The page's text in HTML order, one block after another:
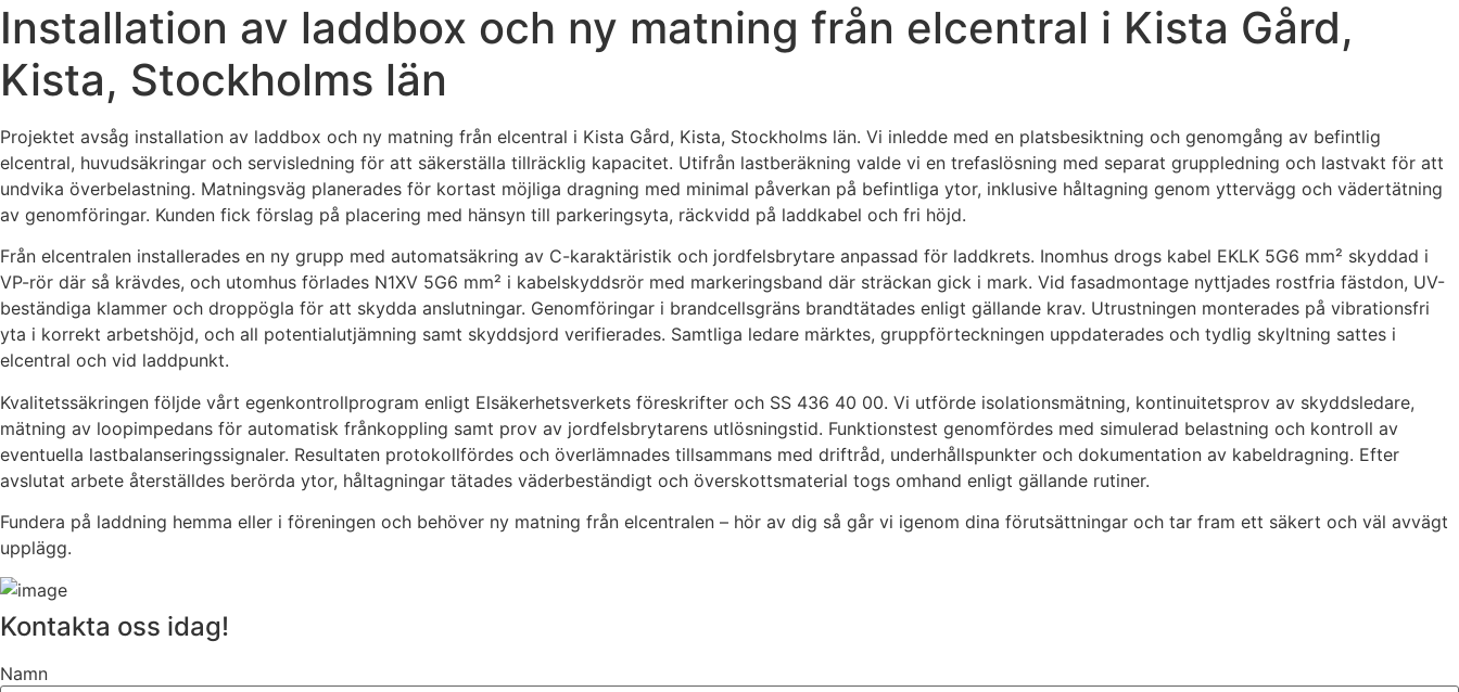
Installation av laddbox och ny matning från elcentral i Kista Gård,
Kista, Stockholms län
Projektet avsåg installation av laddbox och ny matning från elcentral i Kista Gård, Kista, Stockholms län. Vi inledde med en platsbesiktning och genomgång av befintlig
elcentral, huvudsäkringar och servisledning för att säkerställa tillräcklig kapacitet. Utifrån lastberäkning valde vi en trefaslösning med separat gruppledning och lastvakt för att
undvika överbelastning. Matningsväg planerades för kortast möjliga dragning med minimal påverkan på befintliga ytor, inklusive håltagning genom yttervägg och vädertätning
av genomföringar. Kunden fick förslag på placering med hänsyn till parkeringsyta, räckvidd på laddkabel och fri höjd.
Från elcentralen installerades en ny grupp med automatsäkring av C-karaktäristik och jordfelsbrytare anpassad för laddkrets. Inomhus drogs kabel EKLK 5G6 mm² skyddad i
VP-rör där så krävdes, och utomhus förlades N1XV 5G6 mm² i kabelskyddsrör med markeringsband där sträckan gick i mark. Vid fasadmontage nyttjades rostfria fästdon, UV-
beständiga klammer och droppögla för att skydda anslutningar. Genomföringar i brandcellsgräns brandtätades enligt gällande krav. Utrustningen monterades på vibrationsfri
yta i korrekt arbetshöjd, och all potentialutjämning samt skyddsjord verifierades. Samtliga ledare märktes, gruppförteckningen uppdaterades och tydlig skyltning sattes i
elcentral och vid laddpunkt.
Kvalitetssäkringen följde vårt egenkontrollprogram enligt Elsäkerhetsverkets föreskrifter och SS 436 40 00. Vi utförde isolationsmätning, kontinuitetsprov av skyddsledare,
mätning av loopimpedans för automatisk frånkoppling samt prov av jordfelsbrytarens utlösningstid. Funktionstest genomfördes med simulerad belastning och kontroll av
eventuella lastbalanseringssignaler. Resultaten protokollfördes och överlämnades tillsammans med driftråd, underhållspunkter och dokumentation av kabeldragning. Efter
avslutat arbete återställdes berörda ytor, håltagningar tätades väderbeständigt och överskottsmaterial togs omhand enligt gällande rutiner.
Fundera på laddning hemma eller i föreningen och behöver ny matning från elcentralen – hör av dig så går vi igenom dina förutsättningar och tar fram ett säkert och väl avvägt
upplägg.
Kontakta oss idag!
Namn